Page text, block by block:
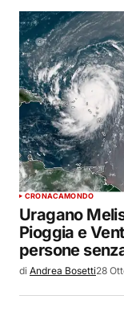
CRONACAMONDO
Uragano
Pioggia e
persone
di Andrea Bosetti28